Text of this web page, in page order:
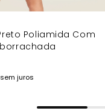
Poliamida Com
sem juros